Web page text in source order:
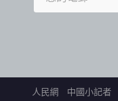
人民網 中國小記者